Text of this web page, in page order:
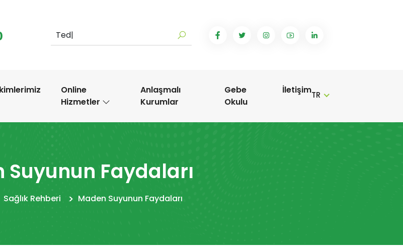
.Tedavi Ar
Online
Hizmetler
Anlaşmalı
Kurumlar
Gebe
Okulu
İletişimTR
Suyunun Faydaları
Sağlık Rehberi Maden Suyunun Faydaları